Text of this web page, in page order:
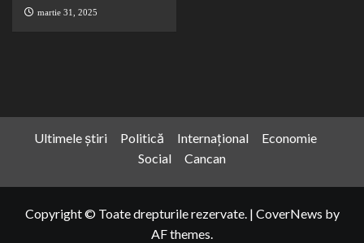
martie 31, 2025
Ultimele știri Politică Internațional
Economie
Social
Cancan
Copyright © Toate drepturile rezervate. | CoverNews by
AF themes.